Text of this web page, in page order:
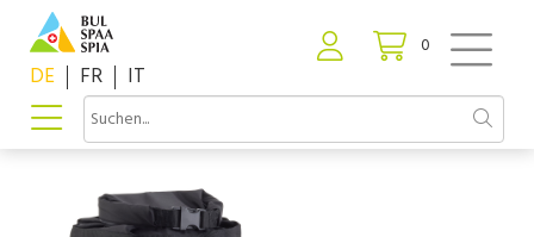
0
DE FR IT